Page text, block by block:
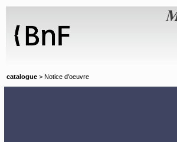
catalogue > Notice d'oeuvre